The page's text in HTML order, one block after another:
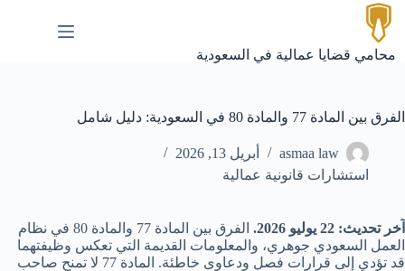
التجاوز
إلى
المحتوى
محامي قضايا عمالية في السعودية
الفرق بين المادة 77 والمادة 80 في السعودية: دليل شامل
asmaa law
أبريل 13, 2026
استشارات قانونية عمالية
آخر تحديث: 22 يوليو 2026.
الفرق بين المادة 77 والمادة 80 في نظام
العمل السعودي جوهري، والمعلومات القديمة التي تعكس وظيفتهما
قد تؤدي إلى قرارات فصل ودعاوى خاطئة. المادة 77 لا تمنح صاحب